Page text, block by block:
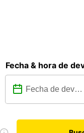
Fecha & hora de